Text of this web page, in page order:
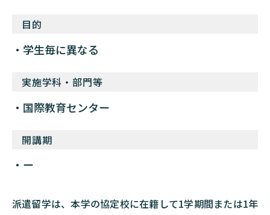
目的
学生毎に異なる
実施学科・部門等
国際教育センター
開講期
ー
派遣留学は、本学の協定校に在籍して1学期間または1年